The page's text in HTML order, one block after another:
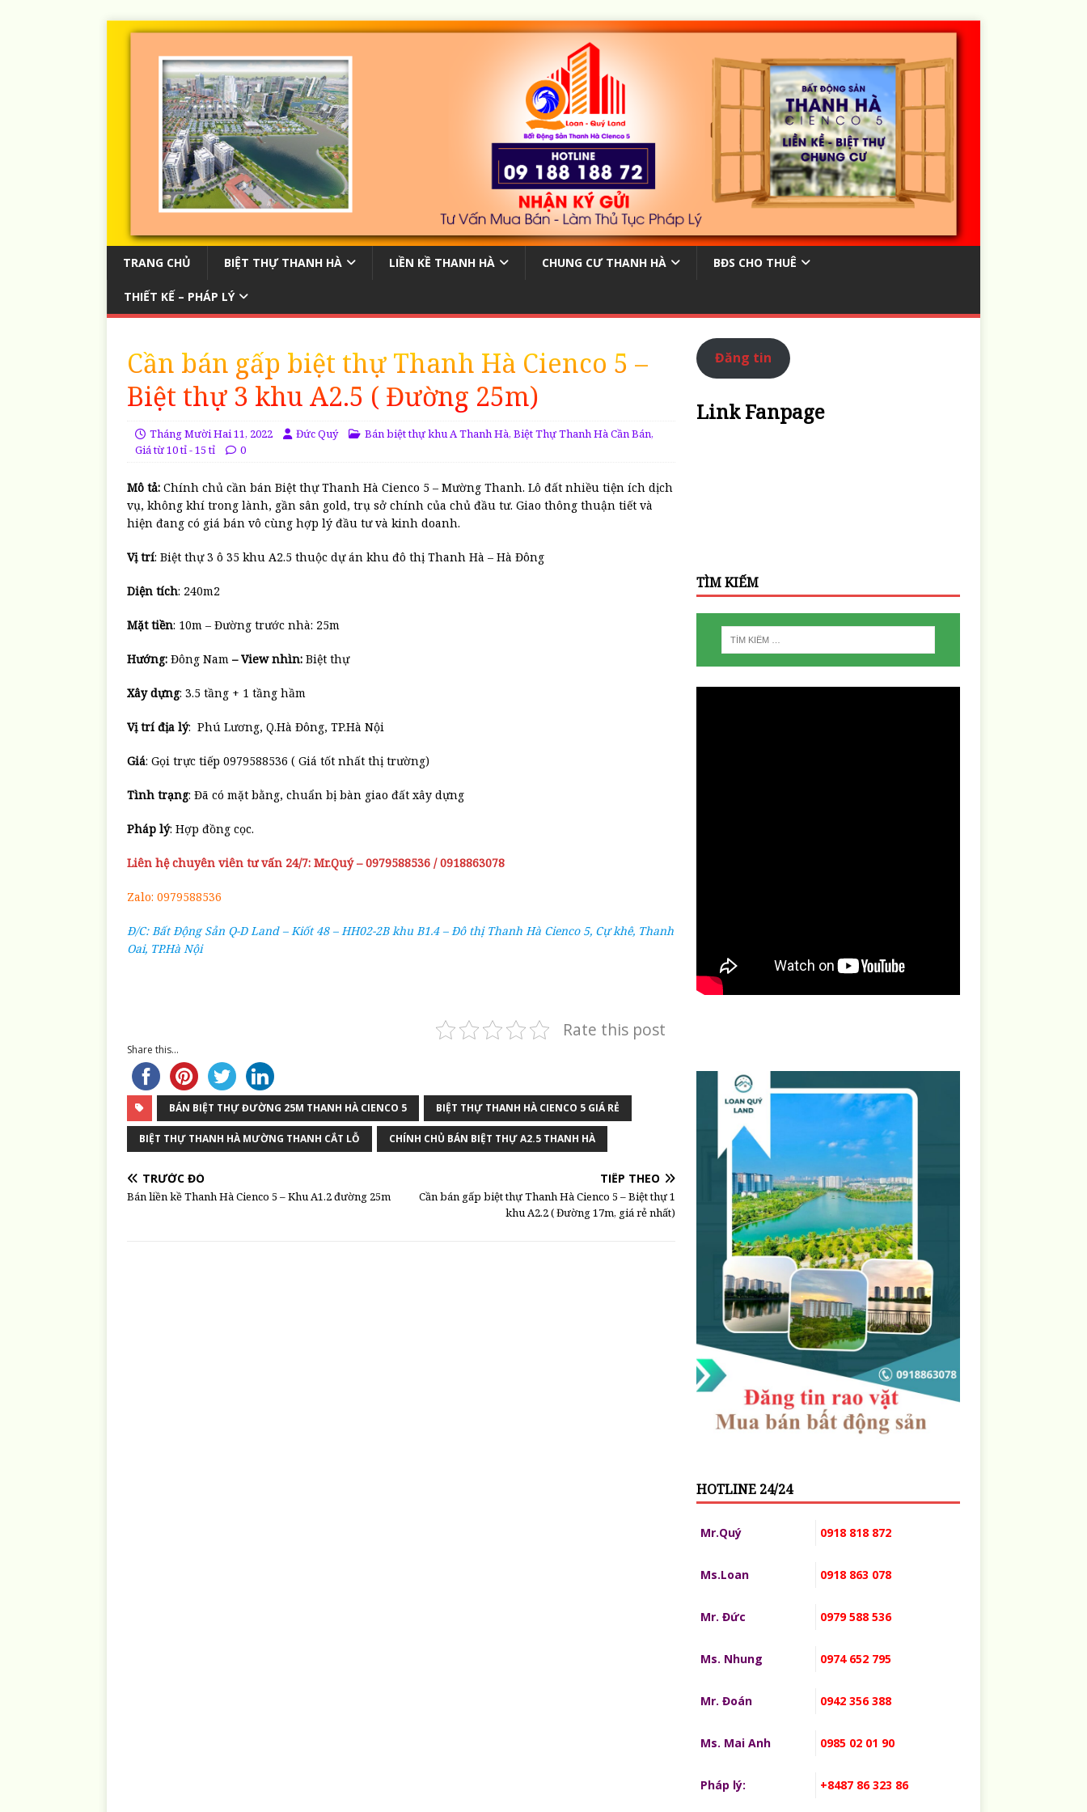
TRANG CHỦ BIỆT THỰ THANH HÀ LIỀN KỀ THANH HÀ CHUNG CƯ THANH HÀ BĐS CHO THUÊ
THIẾT KẾ – PHÁP LÝ
Cần bán gấp biệt thự Thanh Hà Cienco 5 –
Biệt thự 3 khu A2.5 ( Đường 25m)
Tháng Mười Hai 11, 2022 Đức Quý Bán biệt thự khu A Thanh Hà, Biệt Thự Thanh Hà Cần Bán,
Giá từ 10 tỉ - 15 tỉ
0
Mô tả: Chính chủ cần bán Biệt thự Thanh Hà Cienco 5 – Mường Thanh. Lô đất nhiều tiện ích dịch
vụ, không khí trong lành, gần sân gold, trụ sở chính của chủ đầu tư. Giao thông thuận tiết và
hiện đang có giá bán vô cùng hợp lý đầu tư và kinh doanh.
Vị trí: Biệt thự 3 ô 35 khu A2.5 thuộc dự án khu đô thị Thanh Hà – Hà Đông
Diện tích: 240m2
Mặt tiền: 10m – Đường trước nhà: 25m
Hướng: Đông Nam – View nhìn: Biệt thự
Xây dựng: 3.5 tầng + 1 tầng hầm
Vị trí địa lý: Phú Lương, Q.Hà Đông, TP.Hà Nội
Giá: Gọi trực tiếp 0979588536 ( Giá tốt nhất thị trường)
Tình trạng: Đã có mặt bằng, chuẩn bị bàn giao đất xây dựng
Pháp lý: Hợp đồng cọc.
Liên hệ chuyên viên tư vấn 24/7: Mr.Quý – 0979588536 / 0918863078
Zalo: 0979588536
Đ/C: Bất Động Sản Q-D Land – Kiốt 48 – HH02-2B khu B1.4 – Đô thị Thanh Hà Cienco 5, Cự khê, Thanh
Oai, TP.Hà Nội
Rate this post
Share this...
BÁN BIỆT THỰ ĐƯỜNG 25M THANH HÀ CIENCO 5 BIỆT THỰ THANH HÀ CIENCO 5 GIÁ RẺ
BIỆT THỰ THANH HÀ MƯỜNG THANH CẮT LỖ CHÍNH CHỦ BÁN BIỆT THỰ A2.5 THANH HÀ
TRƯỚC ĐÓ
Bán liền kề Thanh Hà Cienco 5 – Khu A1.2 đường 25m
TIẾP THEO
Cần bán gấp biệt thự Thanh Hà Cienco 5 – Biệt thự 1
khu A2.2 ( Đường 17m, giá rẻ nhất)
Đăng tin
Link Fanpage
TÌM KIẾM
HOTLINE 24/24
Mr.Quý 0918 818 872
Ms.Loan 0918 863 078
Mr. Đức 0979 588 536
Ms. Nhung 0974 652 795
Mr. Đoán 0942 356 388
Ms. Mai Anh 0985 02 01 90
Pháp lý: +8487 86 323 86